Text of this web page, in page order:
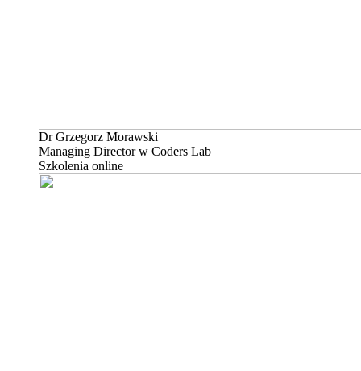
Dr Grzegorz Morawski
Managing Director w Coders Lab
Szkolenia online